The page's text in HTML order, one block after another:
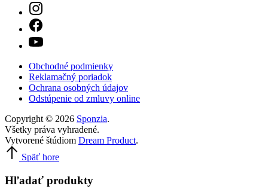
Obchodné podmienky
Reklamačný poriadok
Ochrana osobných údajov
Odstúpenie od zmluvy online
Copyright © 2026 Sponzia.
Všetky práva vyhradené.
Vytvorené štúdiom Dream Product.
Späť hore
Hľadať produkty